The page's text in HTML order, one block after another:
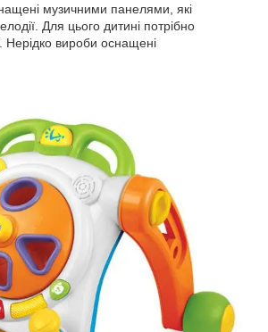
музичними панелями, які
Для цього дитині потрібно
Нерідко вироби оснащені